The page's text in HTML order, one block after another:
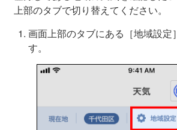
上部のタブで切り替えてください。
画面上部のタブにある［地域設定
す。